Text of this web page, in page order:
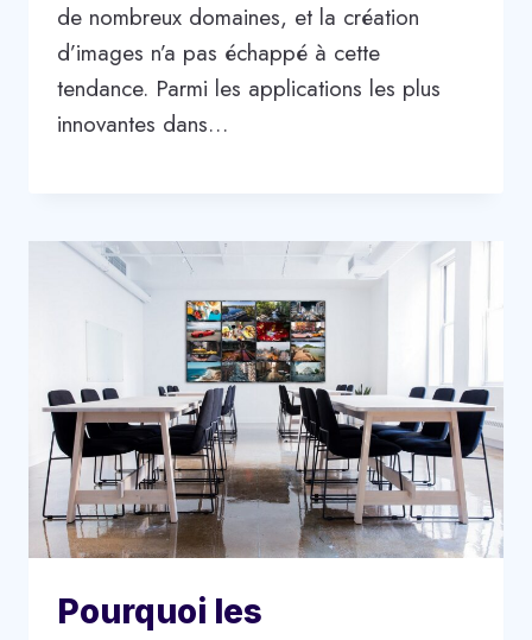
de nombreux domaines, et la création
d’images n’a pas échappé à cette
tendance. Parmi les applications les plus
innovantes dans…
Pourquoi les